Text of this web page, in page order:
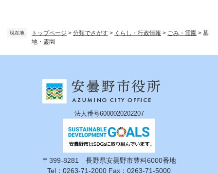
現在地 トップページ > 分類でさがす > くらし・行政情報 > ごみ・霊園 > 墓
地・霊園
法人番号6000020202207
〒399-8281 長野県安曇野市豊科6000番地
Tel：0263-71-2000 Fax：0263-71-5000